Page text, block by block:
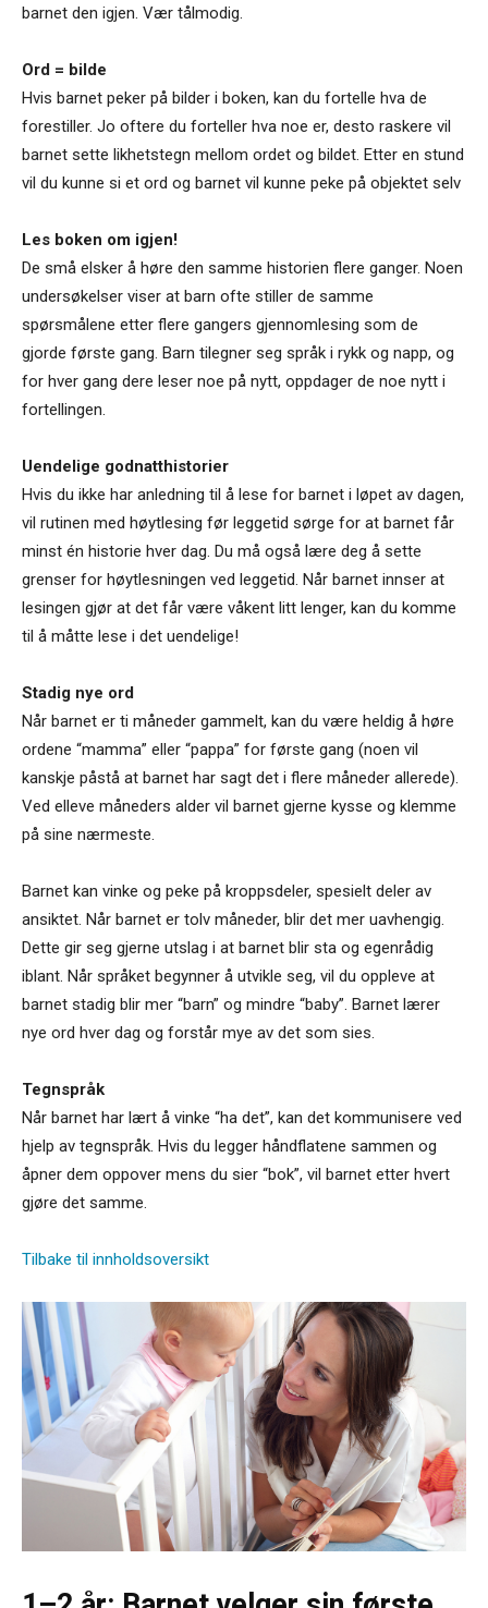
barnet den igjen. Vær tålmodig.
Ord = bilde
Hvis barnet peker på bilder i boken, kan du fortelle hva de
forestiller. Jo oftere du forteller hva noe er, desto raskere vil
barnet sette likhetstegn mellom ordet og bildet. Etter en stund
vil du kunne si et ord og barnet vil kunne peke på objektet selv
Les boken om igjen!
De små elsker å høre den samme historien flere ganger. Noen
undersøkelser viser at barn ofte stiller de samme
spørsmålene etter flere gangers gjennomlesing som de
gjorde første gang. Barn tilegner seg språk i rykk og napp, og
for hver gang dere leser noe på nytt, oppdager de noe nytt i
fortellingen.
Uendelige godnatthistorier
Hvis du ikke har anledning til å lese for barnet i løpet av dagen,
vil rutinen med høytlesing før leggetid sørge for at barnet får
minst én historie hver dag. Du må også lære deg å sette
grenser for høytlesningen ved leggetid. Når barnet innser at
lesingen gjør at det får være våkent litt lenger, kan du komme
til å måtte lese i det uendelige!
Stadig nye ord
Når barnet er ti måneder gammelt, kan du være heldig å høre
ordene “mamma” eller “pappa” for første gang (noen vil
kanskje påstå at barnet har sagt det i flere måneder allerede).
Ved elleve måneders alder vil barnet gjerne kysse og klemme
på sine nærmeste.
Barnet kan vinke og peke på kroppsdeler, spesielt deler av
ansiktet. Når barnet er tolv måneder, blir det mer uavhengig.
Dette gir seg gjerne utslag i at barnet blir sta og egenrådig
iblant. Når språket begynner å utvikle seg, vil du oppleve at
barnet stadig blir mer “barn” og mindre “baby”. Barnet lærer
nye ord hver dag og forstår mye av det som sies.
Tegnspråk
Når barnet har lært å vinke “ha det”, kan det kommunisere ved
hjelp av tegnspråk. Hvis du legger håndflatene sammen og
åpner dem oppover mens du sier “bok”, vil barnet etter hvert
gjøre det samme.
Tilbake til innholdsoversikt